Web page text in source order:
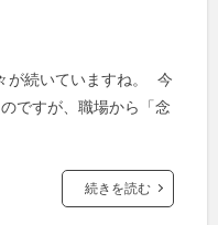
が続いていますね。 今
ですが、職場から「念
続きを読む